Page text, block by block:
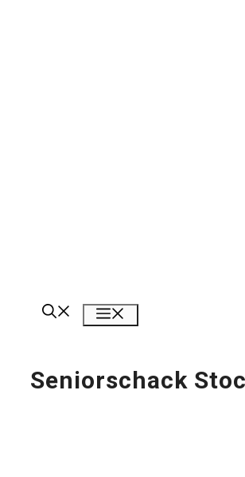
Seniorschack